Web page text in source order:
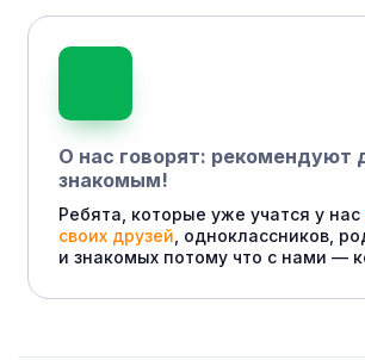
О нас говорят: рекомендуют
знакомым!
Ребята, которые уже учатся у нас
своих друзей , одноклассников,
и знакомых потому что с нами —